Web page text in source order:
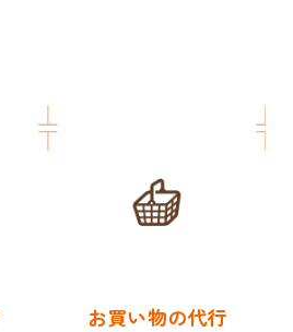
お買い物の代行